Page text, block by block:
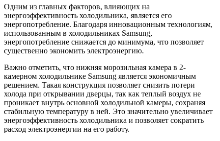
Одним из главных факторов, влияющих на
энергоэффективность холодильника, является его
энергопотребление. Благодаря инновационным технологиям,
использованным в холодильниках Samsung,
энергопотребление снижается до минимума, что позволяет
существенно экономить электроэнергию.
Важно отметить, что нижняя морозильная камера в 2-
камерном холодильнике Samsung является экономичным
решением. Такая конструкция позволяет снизить потери
холода при открывании дверцы, так как теплый воздух не
проникает внутрь основной холодильной камеры, сохраняя
стабильную температуру в ней. Это значительно увеличивает
энергоэффективность холодильника и позволяет сократить
расход электроэнергии на его работу.